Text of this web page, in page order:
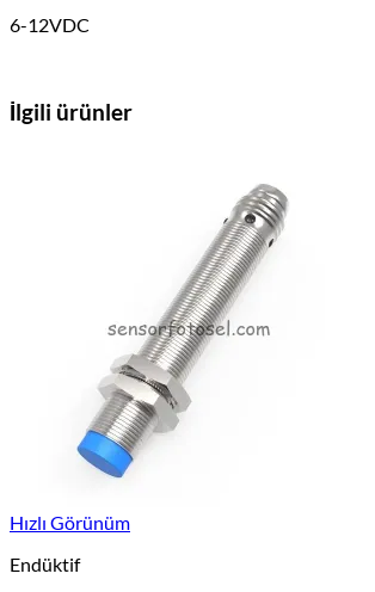
6-12VDC
İlgili ürünler
Hızlı Görünüm
Endüktif